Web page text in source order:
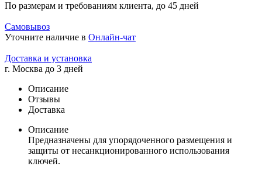
По размерам и требованиям клиента, до 45 дней
Самовывоз
Уточните наличие в Онлайн-чат
Доставка и установка
г. Москва до 3 дней
Описание
Отзывы
Доставка
Описание
Предназначены для упорядоченного размещения и
защиты от несанкционированного использования
ключей.